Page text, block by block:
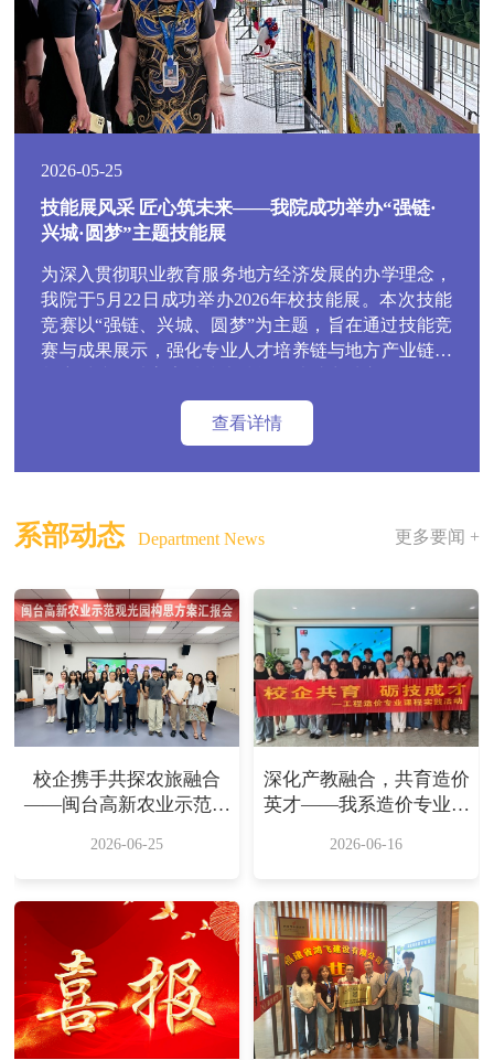
2026-05-25
技能展风采 匠心筑未来——我院成功举办“强链·
兴城·圆梦”主题技能展
为深入贯彻职业教育服务地方经济发展的办学理念，
我院于5月22日成功举办2026年校技能展。本次技能
竞赛以“强链、兴城、圆梦”为主题，旨在通过技能竞
赛与成果展示，强化专业人才培养链与地方产业链的
助每一位学子在技能成才的道路上实现人生梦想。
查看详情
系部动态 Department News 更多要闻 +
校企携手共探农旅融合
——闽台高新农业示范观
2026-06-25
深化产教融合，共育造价
英才——我系造价专业赴
开展校外实践活动
2026-06-16